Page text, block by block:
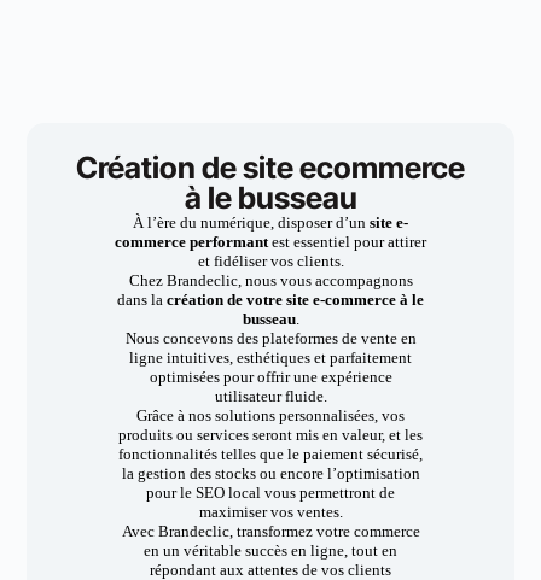
Création de site ecommerce
à le busseau
À l’ère du numérique, disposer d’un site e-
commerce performantest essentiel pour attirer
et fidéliser vos clients.
Chez Brandeclic, nous vous accompagnons
dans la création de votre site e-commerce à le
busseau.
Nous concevons des plateformes de vente en
ligne intuitives, esthétiques et parfaitement
optimisées pour offrir une expérience
utilisateur fluide.
Grâce à nos solutions personnalisées, vos
produits ou services seront mis en valeur, et les
fonctionnalités telles que le paiement sécurisé,
la gestion des stocks ou encore l’optimisation
pour le SEO local vous permettront de
maximiser vos ventes.
Avec Brandeclic, transformez votre commerce
en un véritable succès en ligne, tout en
répondant aux attentes de vos clients